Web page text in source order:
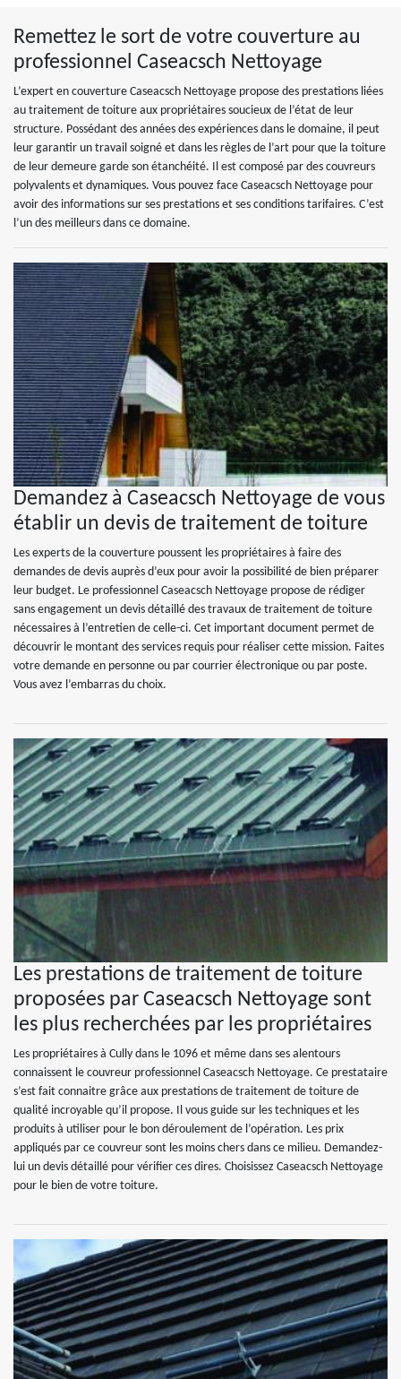
Remettez le sort de votre couverture au
professionnel Caseacsch Nettoyage
L’expert en couverture Caseacsch Nettoyage propose des prestations liées
au traitement de toiture aux propriétaires soucieux de l’état de leur
structure. Possédant des années des expériences dans le domaine, il peut
leur garantir un travail soigné et dans les règles de l’art pour que la toiture
de leur demeure garde son étanchéité. Il est composé par des couvreurs
polyvalents et dynamiques. Vous pouvez face Caseacsch Nettoyage pour
avoir des informations sur ses prestations et ses conditions tarifaires. C’est
l’un des meilleurs dans ce domaine.
Demandez à Caseacsch Nettoyage de vous
établir un devis de traitement de toiture
Les experts de la couverture poussent les propriétaires à faire des
demandes de devis auprès d’eux pour avoir la possibilité de bien préparer
leur budget. Le professionnel Caseacsch Nettoyage propose de rédiger
sans engagement un devis détaillé des travaux de traitement de toiture
nécessaires à l’entretien de celle-ci. Cet important document permet de
découvrir le montant des services requis pour réaliser cette mission. Faites
votre demande en personne ou par courrier électronique ou par poste.
Vous avez l’embarras du choix.
Les prestations de traitement de toiture
proposées par Caseacsch Nettoyage sont
les plus recherchées par les propriétaires
Les propriétaires à Cully dans le 1096 et même dans ses alentours
connaissent le couvreur professionnel Caseacsch Nettoyage. Ce prestataire
s’est fait connaitre grâce aux prestations de traitement de toiture de
qualité incroyable qu’il propose. Il vous guide sur les techniques et les
produits à utiliser pour le bon déroulement de l’opération. Les prix
appliqués par ce couvreur sont les moins chers dans ce milieu. Demandez-
lui un devis détaillé pour vérifier ces dires. Choisissez Caseacsch Nettoyage
pour le bien de votre toiture.